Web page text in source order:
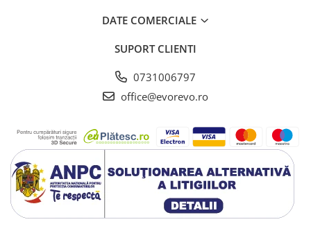
Taliometre / Pediometre
Prim ajutor, urgenta & reanimare
Truse urgente
Genti urgente
Gulere cervicale
Masti
Rucsacuri
DATE COMERCIALE
SUPORT CLIENTI
0731006797
office@evorevo.ro